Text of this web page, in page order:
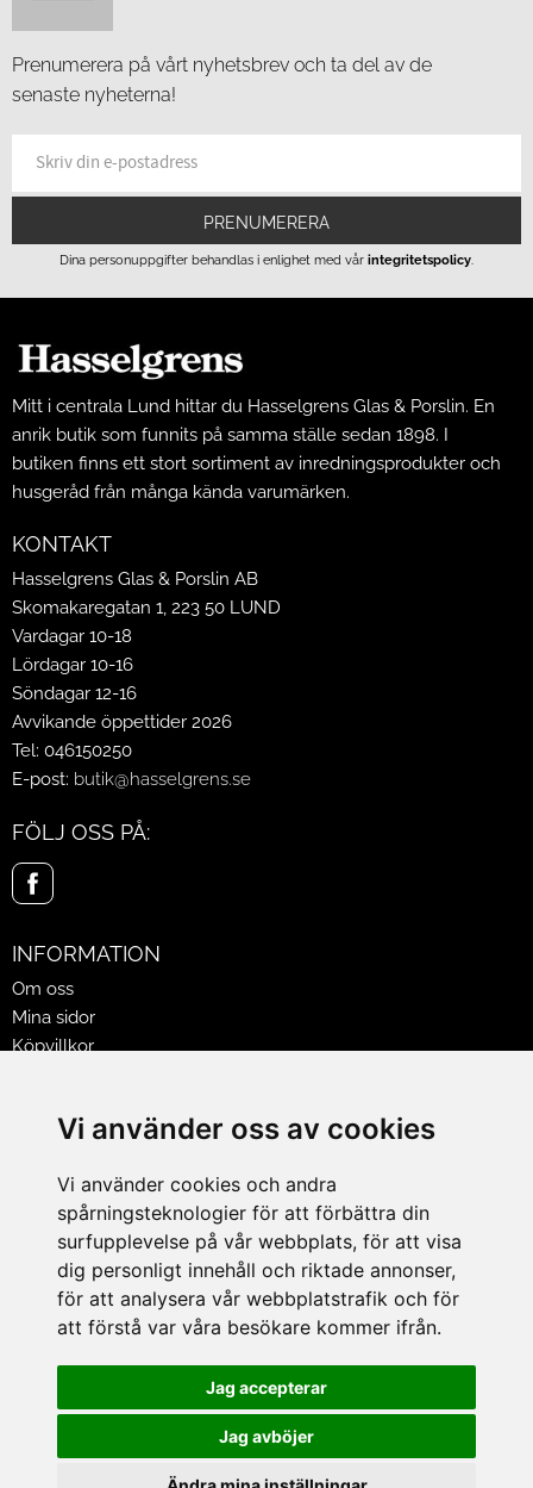
Vi använder oss av cookies
Vi använder cookies och andra
spårningsteknologier för att förbättra din
surfupplevelse på vår webbplats, för att visa
dig personligt innehåll och riktade annonser,
för att analysera vår webbplatstrafik och för
att förstå var våra besökare kommer ifrån.
Jag accepterar
Jag avböjer
Prenumerera på vårt nyhetsbrev och ta del av de
senaste nyheterna!
PRENUMERERA
Dina personuppgifter behandlas i enlighet med vår integritetspolicy.
Mitt i centrala Lund hittar du Hasselgrens Glas & Porslin. En
anrik butik som funnits på samma ställe sedan 1898. I
butiken finns ett stort sortiment av inredningsprodukter och
husgeråd från många kända varumärken.
KONTAKT
Hasselgrens Glas & Porslin AB
Skomakaregatan 1, 223 50 LUND
Vardagar 10-18
Lördagar 10-16
Söndagar 12-16
Avvikande öppettider 2026
Tel: 046150250
E-post: butik@hasselgrens.se
FÖLJ OSS PÅ:
INFORMATION
Om oss
Mina sidor
Köpvillkor
Jobba på Hasselgrens
LEVERANS
BETALNINGSSÄTT
I butiken i Lund kan du betala med Visa, Mastercard, Lund
City presentkort och kontanter.